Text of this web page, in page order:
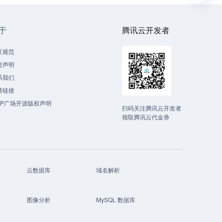
规范
声明
我们
链接
广场开源版权声明
腾讯云开发者
扫码关注腾讯云开发者
领取腾讯云代金券
云数据库 域名解析
图像分析 MySQL 数据库